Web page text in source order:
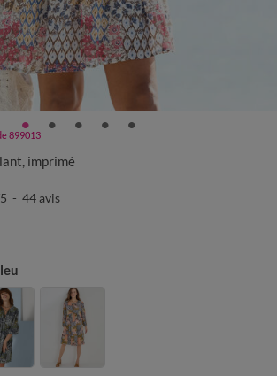
899013
imprimé
5 - 44avis